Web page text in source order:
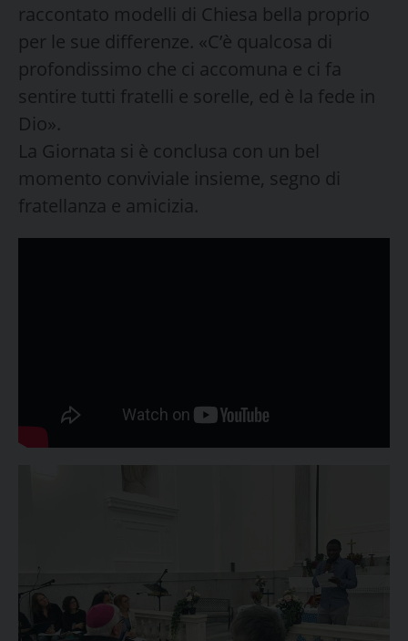
raccontato modelli di Chiesa bella proprio
per le sue differenze. «C’è qualcosa di
profondissimo che ci accomuna e ci fa
sentire tutti fratelli e sorelle, ed è la fede in
Dio».
La Giornata si è conclusa con un bel
momento conviviale insieme, segno di
fratellanza e amicizia.